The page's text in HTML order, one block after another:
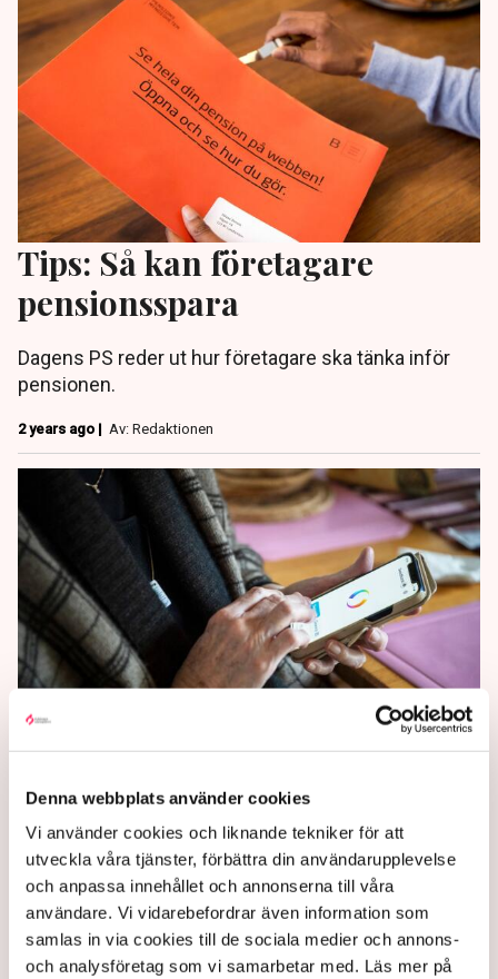
Denna webbplats använder cookies
Vi använder cookies och liknande tekniker för att
utveckla våra tjänster, förbättra din användarupplevelse
och anpassa innehållet och annonserna till våra
användare. Vi vidarebefordrar även information som
samlas in via cookies till de sociala medier och annons-
och analysföretag som vi samarbetar med. Läs mer på
Tips: Så kan företagare
pensionsspara
Dagens PS reder ut hur företagare ska tänka inför
pensionen.
2 years ago | Av: Redaktionen
Oron för bedrägerier ökar –
drabbar företag
Allt fler svenskar oroar sig för bedrägerier och fler än
hälften överväger att byta till leverantörer som de
anser mer pålitliga.
2 years ago | Av: Redaktionen